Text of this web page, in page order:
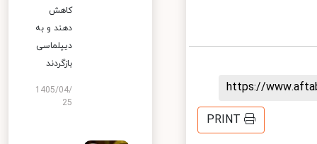
https://
PRINT
کاهش
دهند و به
دیپلماسی
بازگردند
1405/04/
25